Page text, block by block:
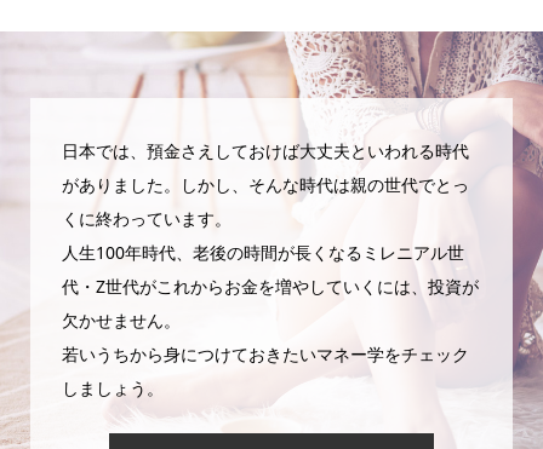
日本では、預金さえしておけば大丈夫といわれる時代
がありました。しかし、そんな時代は親の世代でとっ
くに終わっています。
人生100年時代、老後の時間が長くなるミレニアル世
代・Z世代がこれからお金を増やしていくには、投資が
欠かせません。
若いうちから身につけておきたいマネー学をチェック
しましょう。